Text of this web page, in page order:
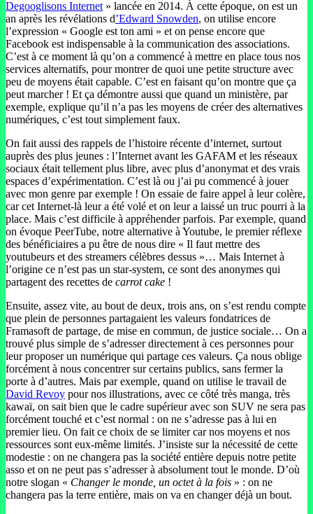
Degooglisons Internet » lancée en 2014. À cette époque, on est un
an après les révélations d’Edward Snowden, on utilise encore
l’expression « Google est ton ami » et on pense encore que
Facebook est indispensable à la communication des associations.
C’est à ce moment là qu’on a commencé à mettre en place tous nos
services alternatifs, pour montrer de quoi une petite structure avec
peu de moyens était capable. C’est en faisant qu’on montre que ça
peut marcher ! Et ça démontre aussi que quand un ministère, par
exemple, explique qu’il n’a pas les moyens de créer des alternatives
numériques, c’est tout simplement faux.
On fait aussi des rappels de l’histoire récente d’internet, surtout
auprès des plus jeunes : l’Internet avant les GAFAM et les réseaux
sociaux était tellement plus libre, avec plus d’anonymat et des vrais
espaces d’expérimentation. C’est là ou j’ai pu commencé à jouer
avec mon genre par exemple ! On essaie de faire appel à leur colère,
car cet Internet-là leur a été volé et on leur a laissé un truc pourri à la
place. Mais c’est difficile à appréhender parfois. Par exemple, quand
on évoque PeerTube, notre alternative à Youtube, le premier réflexe
des bénéficiaires a pu être de nous dire « Il faut mettre des
youtubeurs et des streamers célèbres dessus »… Mais Internet à
l’origine ce n’est pas un star-system, ce sont des anonymes qui
partagent des recettes de carrot cake !
Ensuite, assez vite, au bout de deux, trois ans, on s’est rendu compte
que plein de personnes partagaient les valeurs fondatrices de
Framasoft de partage, de mise en commun, de justice sociale… On a
trouvé plus simple de s’adresser directement à ces personnes pour
leur proposer un numérique qui partage ces valeurs. Ça nous oblige
forcément à nous concentrer sur certains publics, sans fermer la
porte à d’autres. Mais par exemple, quand on utilise le travail de
David Revoy pour nos illustrations, avec ce côté très manga, très
kawaï, on sait bien que le cadre supérieur avec son SUV ne sera pas
forcément touché et c’est normal : on ne s’adresse pas à lui en
premier lieu. On fait ce choix de se limiter car nos moyens et nos
ressources sont eux-même limités. J’insiste sur la nécessité de cette
modestie : on ne changera pas la société entière depuis notre petite
asso et on ne peut pas s’adresser à absolument tout le monde. D’où
notre slogan « Changer le monde, un octet à la fois » : on ne
changera pas la terre entière, mais on va en changer déjà un bout.